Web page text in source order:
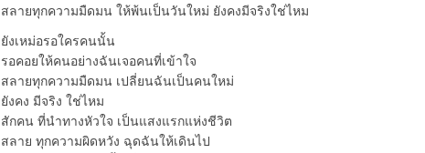
สลายทุกความมืดมน ให้พ้นเป็นวันใหม่ ยังคงมีจริงใช่ไหม
ยังเหม่อรอใครคนนั้น
รอคอยให้คนอย่างฉันเจอคนที่เข้าใจ
สลายทุกความมืดมน เปลี่ยนฉันเป็นคนใหม่
ยังคง มีจริง ใช่ไหม
สักคน ที่นำทางหัวใจ เป็นแสงแรกแห่งชีวิต
สลาย ทุกความผิดหวัง ฉุดฉันให้เดินไป